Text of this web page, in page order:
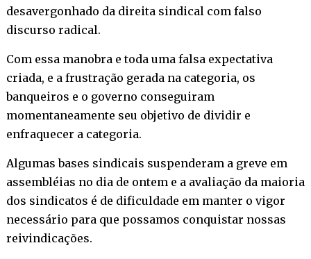
desavergonhado da direita sindical com falso
discurso radical.
Com essa manobra e toda uma falsa expectativa
criada, e a frustração gerada na categoria, os
banqueiros e o governo conseguiram
momentaneamente seu objetivo de dividir e
enfraquecer a categoria.
Algumas bases sindicais suspenderam a greve em
assembléias no dia de ontem e a avaliação da maioria
dos sindicatos é de dificuldade em manter o vigor
necessário para que possamos conquistar nossas
reivindicações.